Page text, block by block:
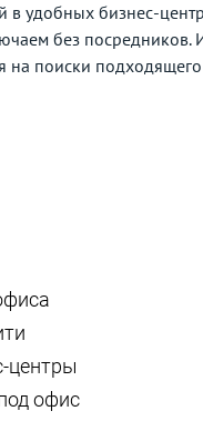
в удобных бизнес-
без
на поиски
центры
офис